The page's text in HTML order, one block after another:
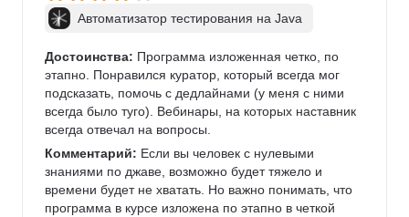
Автоматизатор тестирования на Java
Достоинства: Программа изложенная четко, по
этапно. Понравился куратор, который всегда мог
подсказать, помочь с дедлайнами (у меня с ними
всегда было туго). Вебинары, на которых наставник
всегда отвечал на вопросы.
Комментарий: Если вы человек с нулевыми
знаниями по джаве, возможно будет тяжело и
времени будет не хватать. Но важно понимать, что
программа в курсе изложена по этапно в четкой